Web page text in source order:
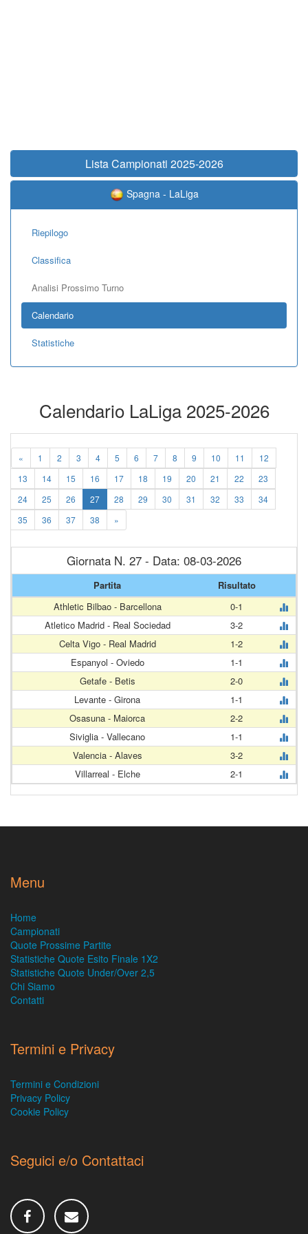
Lista Campionati 2025-2026
Spagna - LaLiga
Riepilogo
Classifica
Analisi Prossimo Turno
Calendario
Statistiche
Calendario LaLiga 2025-2026
« 1 2 3 4 5 6 7 8 9 10 11
12
13
14 15 16 17 18 19 20 21 22
23
24
25 26 27 28 29 30 31 32 33
34
35
36 37 38 »
Giornata N. 27 - Data: 08-03-2026
Partita
Risultato
Athletic Bilbao - Barcellona
0-1
Atletico Madrid - Real Sociedad
3-2
Celta Vigo - Real Madrid
1-2
Espanyol - Oviedo
1-1
Getafe - Betis
2-0
Levante - Girona
1-1
Osasuna - Maiorca
2-2
Siviglia - Vallecano
1-1
Valencia - Alaves
3-2
Villarreal - Elche
2-1
Menu
Home
Campionati
Quote Prossime Partite
Statistiche Quote Esito Finale 1X2
Statistiche Quote Under/Over 2,5
Chi Siamo
Contatti
Termini e Privacy
Termini e Condizioni
Privacy Policy
Cookie Policy
Seguici e/o Contattaci